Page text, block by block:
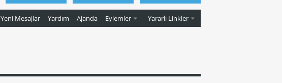
Yeni Mesajlar Yardım Ajanda Eylemler Yararlı Linkler